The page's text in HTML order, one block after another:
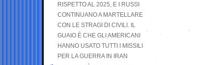
RISPETTO AL 2025, E I RUSSI
CONTINUANO A MARTELLARE
CON LE STRAGI DI CIVILI. IL
GUAIO È CHE GLI AMERICANI
HANNO USATO TUTTI I MISSILI
PER LA GUERRA IN IRAN